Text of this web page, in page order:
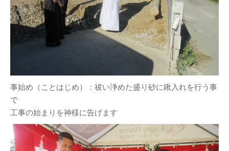
事始め（ことはじめ）：祓い浄めた盛り砂に鍬入れを行う事
で
工事の始まりを神様に告げます